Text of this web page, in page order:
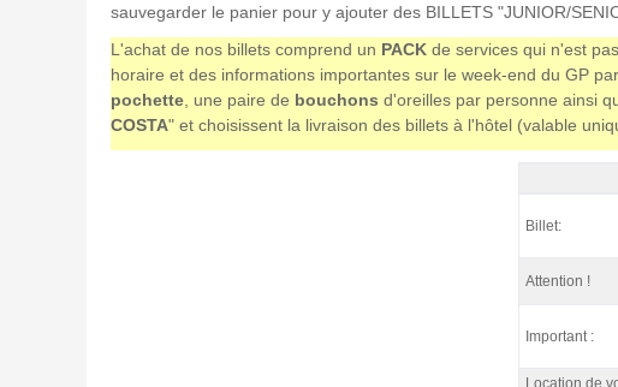
sauvegarder le panier pour y ajouter des BILLETS "JUNIOR/
L'achat de nos billets comprend un PACK de services qui n'est
horaire et des informations importantes sur le week-end du GP
pochette , une paire de bouchons d'oreilles par personne ainsi
COSTA" et choisissent la livraison des billets à l'hôtel (valable
Tribune A
Billet:
Attention !
Important :
Location de